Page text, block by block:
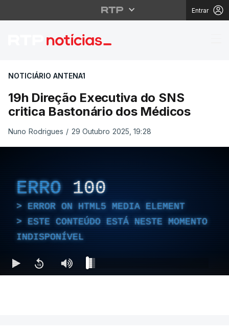
Entrar
19h Direção
NOTICIÁRIO ANTENA1
19h Direção Executiva do SNS
critica Bastonário dos Médicos
Nuno Rodrigues / 29 Outubro 2025, 19:28
ERRO 100
ERROR ON HTML5 MEDIA ELEMENT
ESTE CONTEÚDO ESTÁ NESTE MOMENTO
INDISPONÍVEL